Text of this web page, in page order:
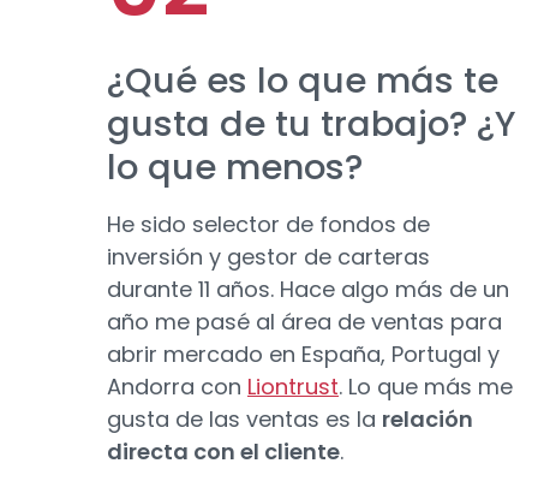
¿Qué es lo que más te
gusta de tu trabajo? ¿Y
lo que menos?
He sido selector de fondos de
inversión y gestor de carteras
durante 11 años. Hace algo más de un
año me pasé al área de ventas para
abrir mercado en España, Portugal y
Andorra con Liontrust. Lo que más me
gusta de las ventas es la relación
directa con el cliente.